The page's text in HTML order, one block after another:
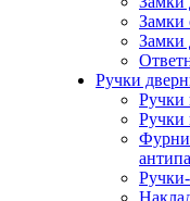
Замки
Замки
Ручки
Ручки
Ручки